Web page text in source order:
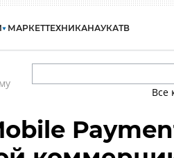
МАРКЕТТЕХНИКАНАУКАТВ
Все